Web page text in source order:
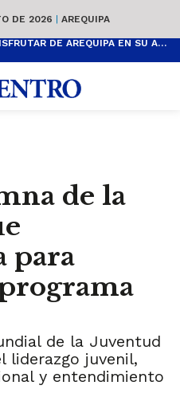
DE 2026 | AREQUIPA
ACTIVIDADES GRATUITAS PARA DISFRUTAR DE AREQUIPA EN SU ANIVERSARIO
de la
para
de la Juventud
liderazgo juvenil,
y entendimiento